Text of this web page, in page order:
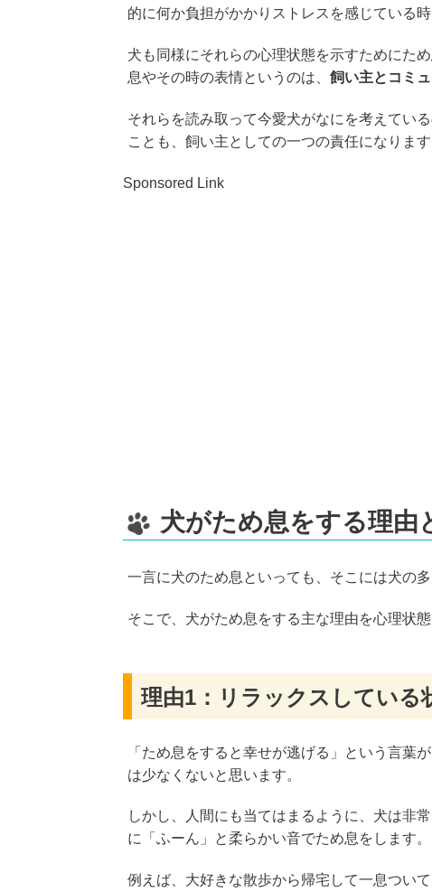
的に何か負担がかかりストレスを感じている
犬も同様にそれらの心理状態を示すためにた
息やその時の表情というのは、 飼い主とコミ
それらを読み取って今愛犬がなにを考えてい
ことも、飼い主としての一つの責任になります
Sponsored Link
犬がため息をする理由
一言に犬のため息といっても、そこには犬の
そこで、犬がため息をする主な理由を心理状
理由1：リラックスしている
「ため息をすると幸せが逃げる」という言葉
は少なくないと思います。
しかし、人間にも当てはまるように、犬は非
に「ふーん」と柔らかい音でため息をします。
例えば、大好きな散歩から帰宅して一息つい